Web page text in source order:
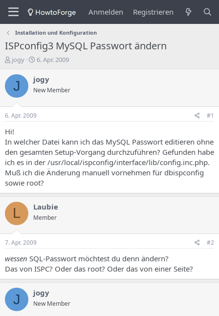
Anmelden Registrieren
Installation und Konfiguration
ISPconfig3 MySQL Passwort ändern
E
s
e
l
e
r
s
T
h
e
m
a
s
jogy
E
s
e
s
d
a
t
u
m
6. Apr. 2009
J jogy
New Member
6. Apr. 2009 #1
Hi!
In welcher Datei kann ich das MySQL Passwort editieren ohne
den gesamten Setup-Vorgang durchzuführen? Gefunden habe
ich es in der /usr/local/ispconfig/interface/lib/config.inc.php.
Muß ich die Änderung manuell vornehmen für dbispconfig
sowie root?
L Laubie
Member
7. Apr. 2009 #2
wessen SQL-Passwort möchtest du denn ändern?
Das von ISPC? Oder das root? Oder das von einer Seite?
J jogy
New Member